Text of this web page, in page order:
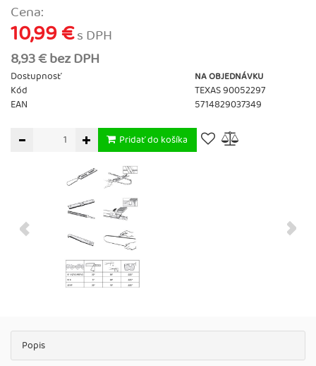
Cena:
10,99 €s DPH
8,93 € bez DPH
Dostupnosť NA OBJEDNÁVKU
Kód
TEXAS 90052297
EAN
5714829037349
Pridať do košíka
Popis